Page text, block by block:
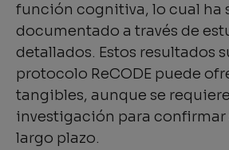
función cognitiva, lo cual ha
documentado a través de
detallados. Estos resultados
protocolo ReCODE puede
tangibles, aunque se
investigación para confirmar
largo plazo.